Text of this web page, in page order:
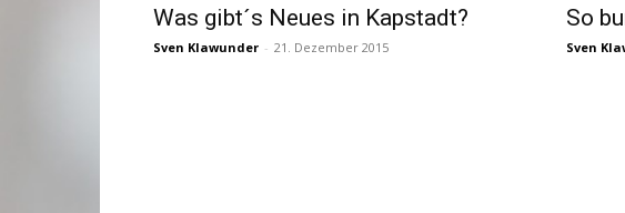
Was gibt´s Neues in Kapstadt?
Sven Klawunder - 21. Dezember 2015
So
Sven